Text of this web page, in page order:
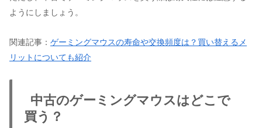
ようにしましょう。
関連記事： ゲーミングマウスの寿命や交換頻度は？買い替えるメ
リットについても紹介
中古のゲーミングマウスはどこで
買う？